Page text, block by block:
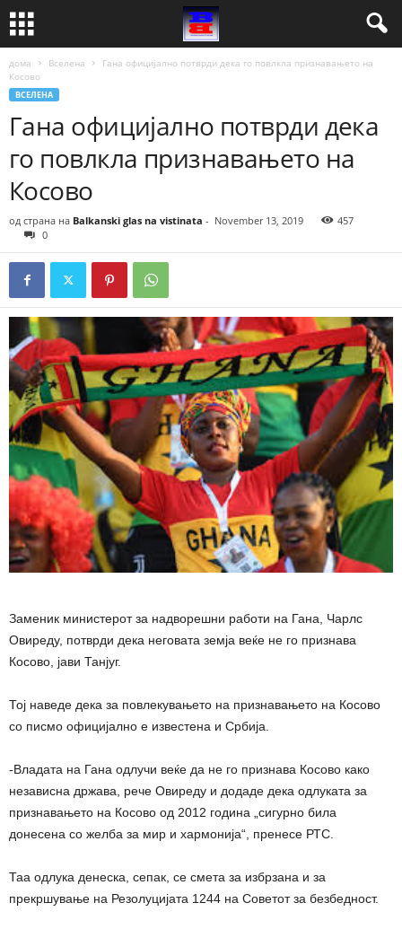
дома Вселена
Гана официјално потврди дека го повлкла признавањето на
Косово
ВСЕЛЕНА
Гана официјално потврди дека
го повлкла признавањето на
Косово
од страна на Balkanski glas na vistinata - November 13, 2019
457
0
Заменик министерот за надворешни работи на Гана, Чарлс
Овиреду, потврди дека неговата земја веќе не го признава
Косово, јави Танјуг.
Тој наведе дека за повлекувањето на признавањето на Косово
со писмо официјално е известена и Србија.
-Владата на Гана одлучи веќе да не го признава Косово како
независна држава, рече Овиреду и додаде дека одлуката за
признавањето на Косово од 2012 година „сигурно била
донесена со желба за мир и хармонија“, пренесе РТС.
Таа одлука денеска, сепак, се смета за избрзана и за
прекршување на Резолуцијата 1244 на Советот за безбедност.